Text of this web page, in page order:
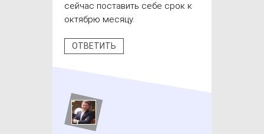
сейчас поставить себе срок к
октябрю месяцу.
ОТВЕТИТЬ